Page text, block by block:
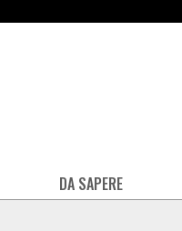
DA SAPERE